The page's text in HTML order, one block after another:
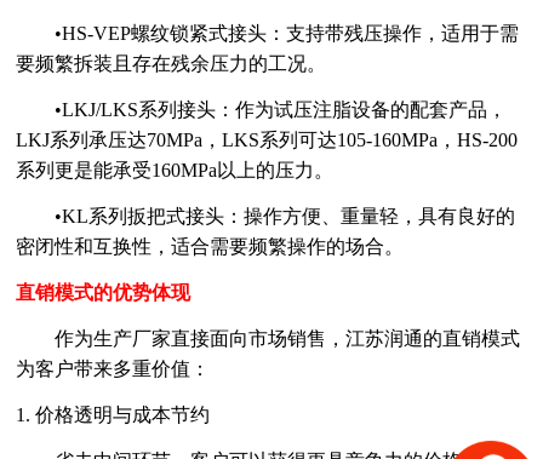
•HS-VEP螺纹锁紧式接头：支持带残压操作，适用于需
要频繁拆装且存在残余压力的工况。
•LKJ/LKS系列接头：作为试压注脂设备的配套产品，
LKJ系列承压达70MPa，LKS系列可达105-160MPa，HS-200
系列更是能承受160MPa以上的压力。
•KL系列扳把式接头：操作方便、重量轻，具有良好的
密闭性和互换性，适合需要频繁操作的场合。
直销模式的优势体现
作为生产厂家直接面向市场销售，江苏润通的直销模式
为客户带来多重价值：
1. 价格透明与成本节约